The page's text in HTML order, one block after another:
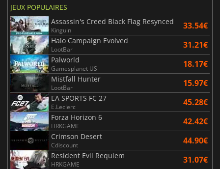
JEUX POPULAIRES
Assassin's Creed Black Flag Resynced
Kinguin 33.54€
Halo Campaign Evolved
LootBar 31.21€
Palworld
Gamesplanet US 18.17€
Mistfall Hunter
LootBar 15.97€
EA SPORTS FC 27
E.Leclerc 45.28€
Forza Horizon 6
HRKGAME 42.42€
Crimson Desert
Cdiscount 44.90€
Resident Evil Requiem
HRKGAME 31.07€